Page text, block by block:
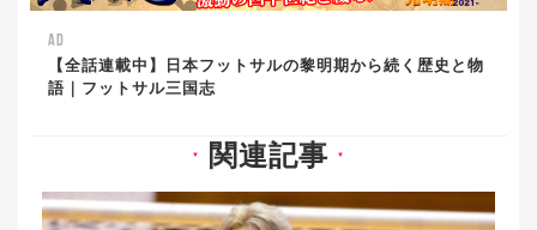
AD
【全話連載中】日本フットサルの黎明期から続く歴史と物
語｜フットサル三国志
▼ 関連記事 ▼